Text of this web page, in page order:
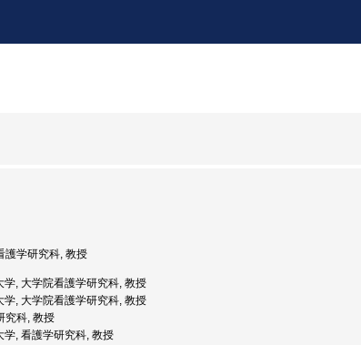
護学研究科, 教授
, 大学院看護学研究科, 教授
, 大学院看護学研究科, 教授
究科, 教授
, 看護学研究科, 教授